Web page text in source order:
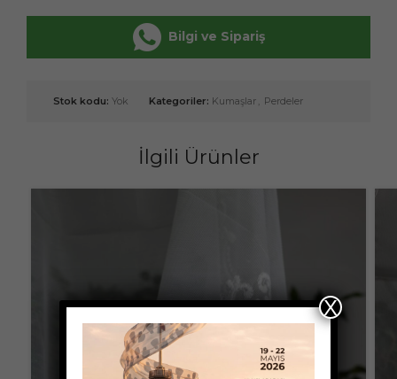
Bilgi ve Sipariş
Stok kodu: Yok Kategoriler: Kumaşlar , Perdeler
İlgili Ürünler
X